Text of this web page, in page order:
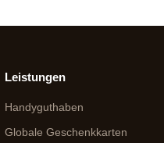
Leistungen
Handyguthaben
Globale Geschenkkarten